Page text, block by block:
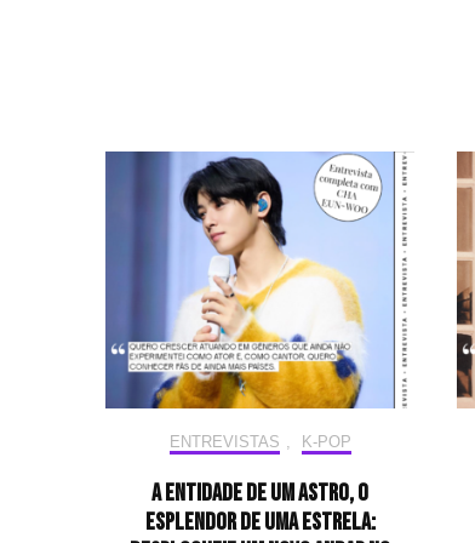
ENTREVISTAS , K-POP
A entidade de um astro, o
esplendor de uma estrela: